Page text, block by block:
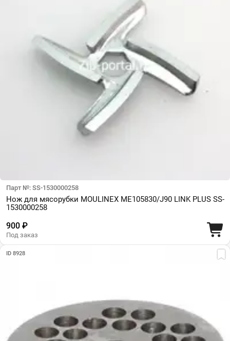
Парт №: SS-1530000258
Нож для мясорубки MOULINEX ME105830/J90 LINK PLUS SS-
1530000258
900 ₽
Под заказ
ID 8928